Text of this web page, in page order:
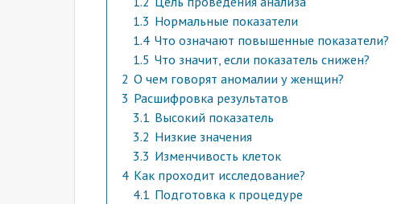
1.3 Нормальные показатели
1.4 Что означают повышенные показатели?
1.5 Что значит, если показатель снижен?
2 О чем говорят аномалии у женщин?
3 Расшифровка результатов
3.1 Высокий показатель
3.2 Низкие значения
3.3 Изменчивость клеток
4 Как проходит исследование?
4.1 Подготовка к процедуре